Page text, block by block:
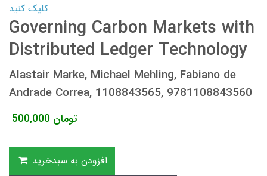
کلیک کنید
Governing Carbon Markets with
Distributed Ledger Technology
Alastair Marke, Michael Mehling, Fabiano de
Andrade Correa, 1108843565, 9781108843560
500,000 تومان
افزودن به سبدخرید